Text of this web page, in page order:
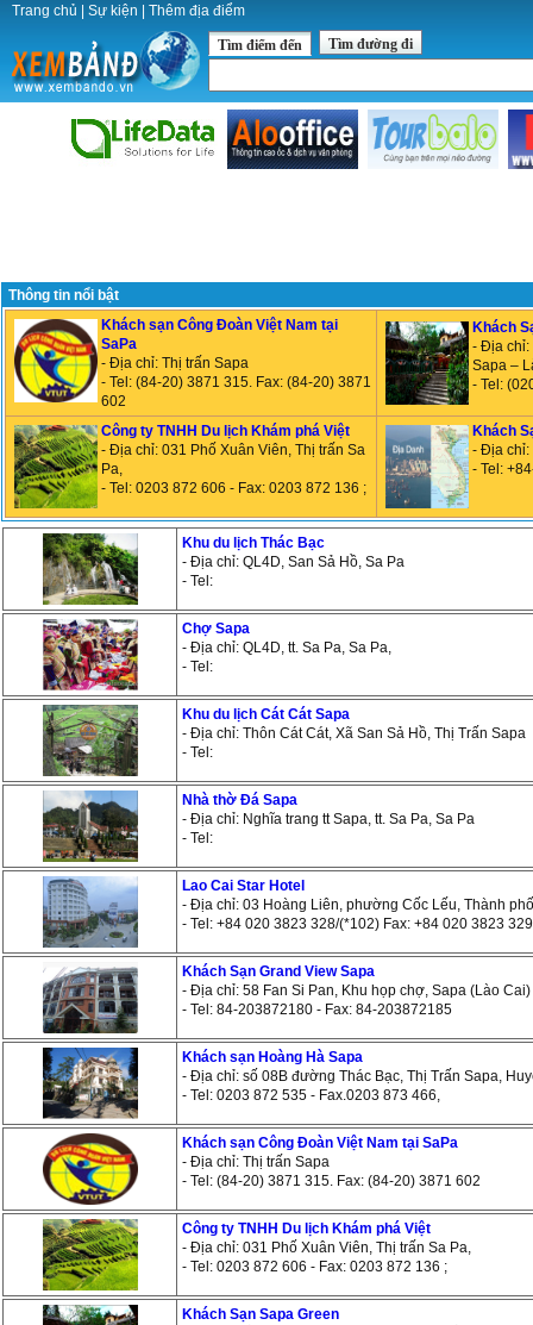
Trang chủ Sự kiện Thêm địa điểm
Tìm điểm đến Tìm đường đi
Thông tin nổi bật
Khách sạn Công Đoàn Việt Nam tại
SaPa
- Địa chỉ: Thị trấn Sapa
- Tel: (84-20) 3871 315. Fax: (84-20) 3871
602
Khách
- Địa chỉ:
Sapa –
- Tel:
Công ty TNHH Du lịch Khám phá Việt
- Địa chỉ: 031 Phố Xuân Viên, Thị trấn Sa
Pa,
- Tel: 0203 872 606 - Fax: 0203 872 136 ;
Khách
- Địa chỉ:
- Tel:
Khu du lịch Thác Bạc
- Địa chỉ: QL4D, San Sả Hồ, Sa Pa
- Tel:
Chợ Sapa
- Địa chỉ: QL4D, tt. Sa Pa, Sa Pa,
- Tel:
Khu du lịch Cát Cát Sapa
- Địa chỉ: Thôn Cát Cát, Xã San Sả Hồ, Thị Trấn Sapa
- Tel:
Nhà thờ Đá Sapa
- Địa chỉ: Nghĩa trang tt Sapa, tt. Sa Pa, Sa Pa
- Tel:
Lao Cai Star Hotel
- Địa chỉ: 03 Hoàng Liên, phường Cốc Lếu, Thành
- Tel: +84 020 3823 328/(*102) Fax: +84 020 3823 329
Khách Sạn Grand View Sapa
- Địa chỉ: 58 Fan Si Pan, Khu họp chợ, Sapa (Lào Cai)
- Tel: 84-203872180 - Fax: 84-203872185
Khách sạn Hoàng Hà Sapa
- Địa chỉ: số 08B đường Thác Bạc, Thị Trấn Sapa,
- Tel: 0203 872 535 - Fax.0203 873 466,
Khách sạn Công Đoàn Việt Nam tại SaPa
- Địa chỉ: Thị trấn Sapa
- Tel: (84-20) 3871 315. Fax: (84-20) 3871 602
Công ty TNHH Du lịch Khám phá Việt
- Địa chỉ: 031 Phố Xuân Viên, Thị trấn Sa Pa,
- Tel: 0203 872 606 - Fax: 0203 872 136 ;
Khách Sạn Sapa Green